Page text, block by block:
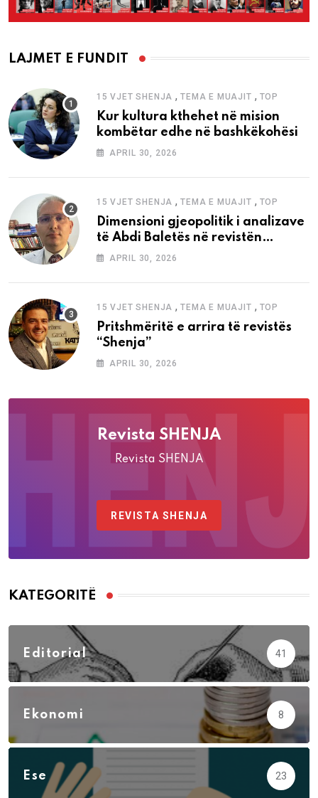
LAJMET E FUNDIT
15 VJET SHENJA ,TEMA E MUAJIT , TOP
Kur kultura kthehet në mision
kombëtar edhe në bashkëkohësi
APRIL 30, 2026
15 VJET SHENJA ,TEMA E MUAJIT , TOP
Dimensioni gjeopolitik i analizave
të Abdi Baletës në revistën
“Shenja”
APRIL 30, 2026
15 VJET SHENJA ,TEMA E MUAJIT , TOP
Pritshmëritë e arrira të revistës
“Shenja”
APRIL 30, 2026
Revista SHENJA
Revista SHENJA
REVISTA SHENJA
KATEGORITË
Editorial 41
Ekonomi 8
Ese 23